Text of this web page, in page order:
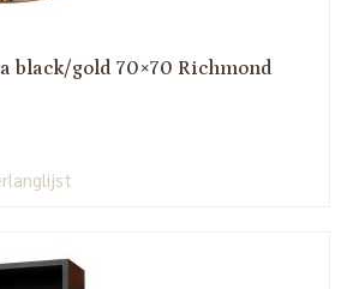
black/gold 70×70 Richmond